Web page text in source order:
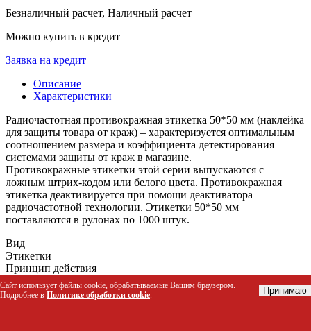
Безналичный расчет, Наличный расчет
Можно купить в кредит
Заявка на кредит
Описание
Характеристики
Радиочастотная противокражная этикетка 50*50 мм (наклейка
для защиты товара от краж) – характеризуется оптимальным
соотношением размера и коэффициента детектирования
системами защиты от краж в магазине.
Противокражные этикетки этой серии выпускаются с
ложным штрих-кодом или белого цвета. Противокражная
этикетка деактивируется при помощи деактиватора
радиочастотной технологии. Этикетки 50*50 мм
поставляются в рулонах по 1000 штук.
Вид
Этикетки
Принцип действия
Радиочастотный
Сайт использует файлы cookie, обрабатываемые Вашим браузером.
Подробнее в Политике обработки cookie. Принимаю